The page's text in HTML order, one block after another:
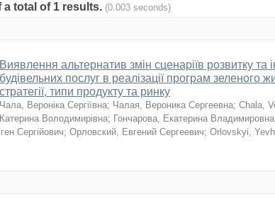
total of 1 results. (0.003 seconds)
Виявлення альтернатив змін сценаріїв розвитку та
будівельних послуг в реалізації програм зеленого
стратегії, типи продукту та ринку
Чала, Вероніка Сергіївна; Чалая, Вероника Сергеевна; Chala,
Катерина Володимирівна; Гончарова, Екатерина Владимировна
Сергійович; Орловский, Евгений Сергеевич; Orlovskyi,